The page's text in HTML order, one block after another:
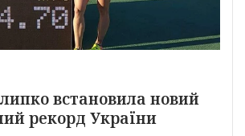
встановила новий
рекорд України